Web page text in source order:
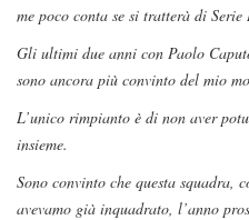
me poco conta se si tratterà di
Gli ultimi due anni con Paolo
sono ancora più convinto del mio
L’unico rimpianto è di non aver
insieme.
Sono convinto che questa squadra,
avevamo già inquadrato, l’anno